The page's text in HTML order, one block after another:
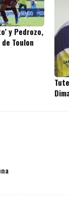
y Pedrozo,
Toulon